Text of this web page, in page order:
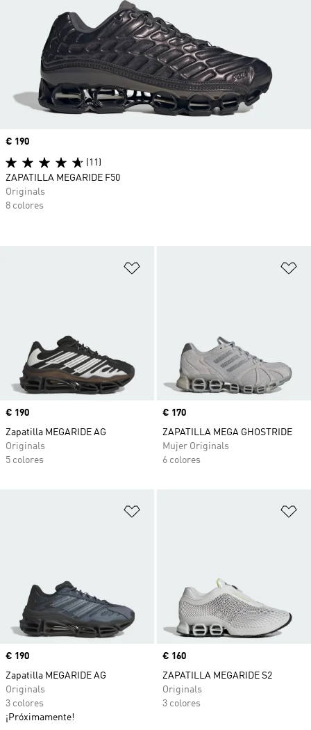
Precio
€ 190
Zapatilla MEGARIDE AG
Originals
5 colores
Precio
€ 170
ZAPATILLA MEGA GHOSTRIDE
Mujer Originals
6 colores
Precio
€ 190
Zapatilla MEGARIDE AG
Originals
3 colores
¡Próximamente!
Precio
€ 160
ZAPATILLA MEGARIDE S2
Originals
3 colores
Precio
€ 190
(11)
ZAPATILLA MEGARIDE F50
Originals
8 colores